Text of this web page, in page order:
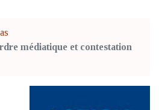
médiatique et contestation